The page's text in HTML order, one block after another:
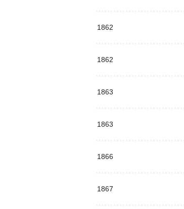
1862
1862
1863
1863
1866
1867